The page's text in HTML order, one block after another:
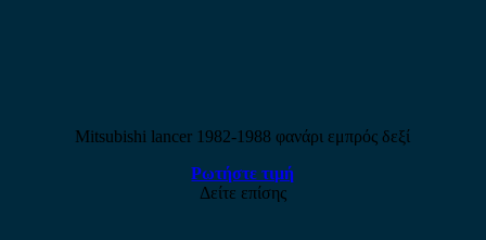
Mitsubishi lancer 1982-1988 φανάρι εμπρός δεξί
Ρωτήστε τιμή
Δείτε επίσης